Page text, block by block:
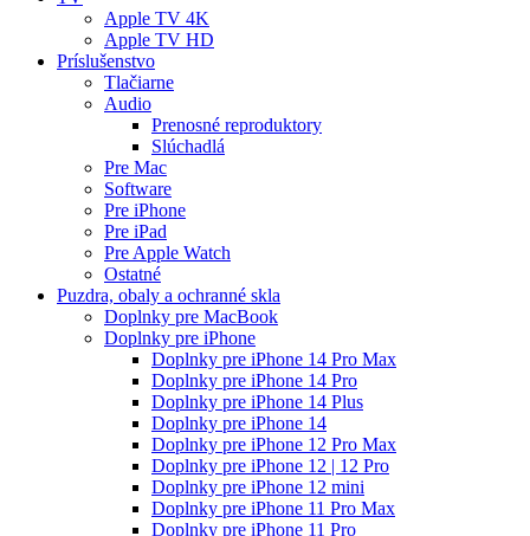
Apple TV 4K
Apple TV HD
Príslušenstvo
Tlačiarne
Audio
Prenosné reproduktory
Slúchadlá
Pre Mac
Software
Pre iPhone
Pre iPad
Pre Apple Watch
Ostatné
Puzdra, obaly a ochranné skla
Doplnky pre MacBook
Doplnky pre iPhone
Doplnky pre iPhone 14 Pro Max
Doplnky pre iPhone 14 Pro
Doplnky pre iPhone 14 Plus
Doplnky pre iPhone 14
Doplnky pre iPhone 12 Pro Max
Doplnky pre iPhone 12 | 12 Pro
Doplnky pre iPhone 12 mini
Doplnky pre iPhone 11 Pro Max
Doplnky pre iPhone 11 Pro